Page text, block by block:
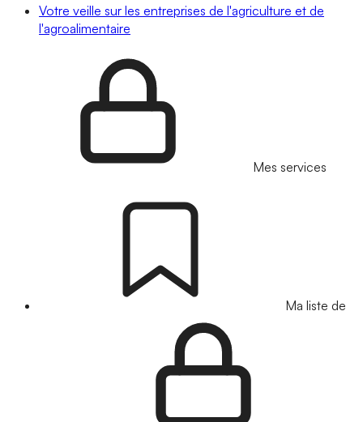
Votre veille sur les entreprises de l'agriculture et de
l'agroalimentaire
Mes services
Ma liste de